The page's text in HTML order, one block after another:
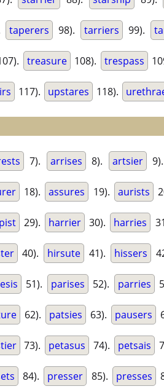
taperers 98). tarriers 99).
treasure 108). trespass
117). upstares 118).
7). arrises 8). artsier 9).
18). assures 19). aurists
29). harrier 30). harries
40). hirsute 41). hissers
51). parises 52). parries
62). patsies 63). pausers
73). petasus 74). petsais
84). presser 85). presses